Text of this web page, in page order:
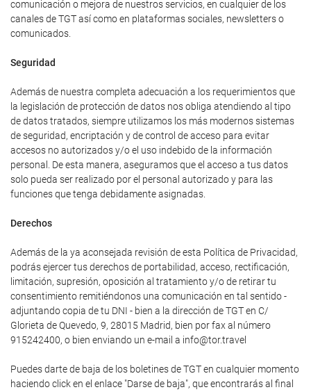
comunicación o mejora de nuestros servicios, en cualquier de los
canales de TGT así como en plataformas sociales, newsletters o
comunicados.
Seguridad
Además de nuestra completa adecuación a los requerimientos que
la legislación de protección de datos nos obliga atendiendo al tipo
de datos tratados, siempre utilizamos los más modernos sistemas
de seguridad, encriptación y de control de acceso para evitar
accesos no autorizados y/o el uso indebido de la información
personal. De esta manera, aseguramos que el acceso a tus datos
solo pueda ser realizado por el personal autorizado y para las
funciones que tenga debidamente asignadas.
Derechos
Además de la ya aconsejada revisión de esta Política de Privacidad,
podrás ejercer tus derechos de portabilidad, acceso, rectificación,
limitación, supresión, oposición al tratamiento y/o de retirar tu
consentimiento remitiéndonos una comunicación en tal sentido -
adjuntando copia de tu DNI - bien a la dirección de TGT en C/
Glorieta de Quevedo, 9, 28015 Madrid, bien por fax al número
915242400, o bien enviando un e-mail a info@tor.travel
Puedes darte de baja de los boletines de TGT en cualquier momento
haciendo click en el enlace "Darse de baja", que encontrarás al final